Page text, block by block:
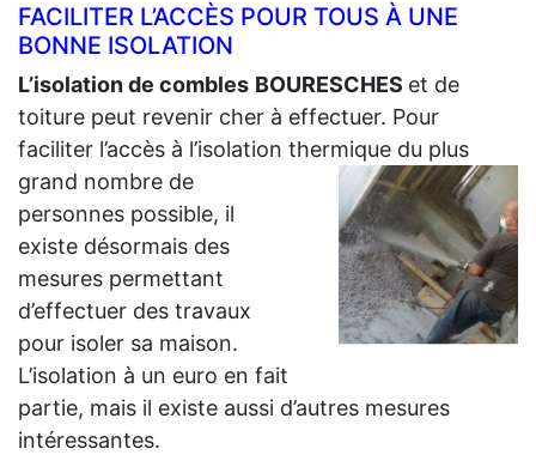
FACILITER L’ACCÈS POUR TOUS À UNE
BONNE ISOLATION
L’isolation de combles BOURESCHES et de
toiture peut revenir cher à effectuer. Pour
faciliter l’accès à l’isolation thermique du plus
grand nombre de
personnes possible, il
existe désormais des
mesures permettant
d’effectuer des travaux
pour isoler sa maison.
L’isolation à un euro en fait
partie, mais il existe aussi d’autres mesures
intéressantes.